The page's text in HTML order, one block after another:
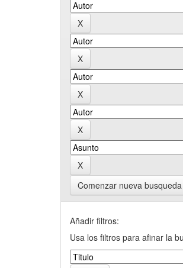
Comenzar nueva busqueda
Añadir filtros:
Usa los filtros para afinar la